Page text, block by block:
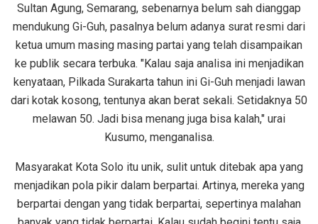
Sultan Agung, Semarang, sebenarnya belum sah dianggap
mendukung Gi-Guh, pasalnya belum adanya surat resmi dari
ketua umum masing masing partai yang telah disampaikan
ke publik secara terbuka. "Kalau saja analisa ini menjadikan
kenyataan, Pilkada Surakarta tahun ini Gi-Guh menjadi lawan
dari kotak kosong, tentunya akan berat sekali. Setidaknya 50
melawan 50. Jadi bisa menang juga bisa kalah," urai
Kusumo, menganalisa.
Masyarakat Kota Solo itu unik, sulit untuk ditebak apa yang
menjadikan pola pikir dalam berpartai. Artinya, mereka yang
berpartai dengan yang tidak berpartai, sepertinya malahan